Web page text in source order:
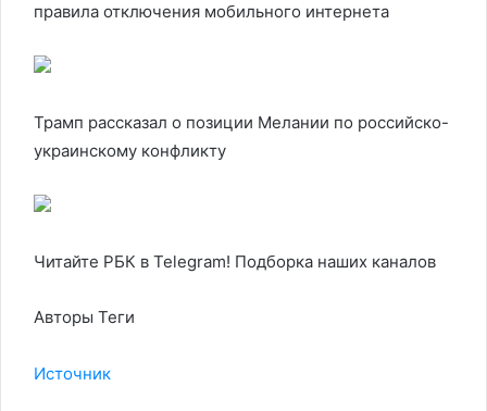
правила отключения мобильного интернета
Трамп рассказал о позиции Мелании по российско-
украинскому конфликту
Читайте РБК в Telegram! Подборка наших каналов
Авторы Теги
Источник